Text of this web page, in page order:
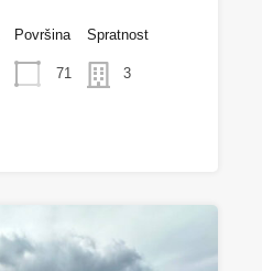
Površina
71
Spratnost
3